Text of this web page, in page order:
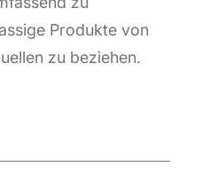
Produkte von
zu beziehen.